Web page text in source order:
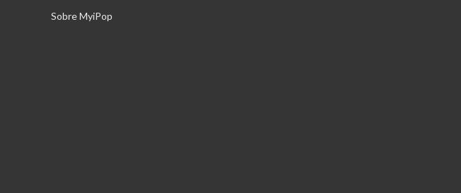
Sobre MyiPop